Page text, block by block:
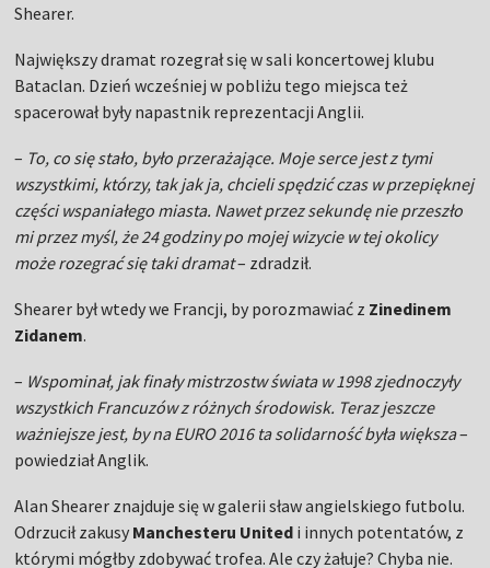
Shearer.
Największy dramat rozegrał się w sali koncertowej klubu
Bataclan. Dzień wcześniej w pobliżu tego miejsca też
spacerował były napastnik reprezentacji Anglii.
– To, co się stało, było przerażające. Moje serce jest z tymi
wszystkimi, którzy, tak jak ja, chcieli spędzić czas w przepięknej
części wspaniałego miasta. Nawet przez sekundę nie przeszło
mi przez myśl, że 24 godziny po mojej wizycie w tej okolicy
może rozegrać się taki dramat– zdradził.
Shearer był wtedy we Francji, by porozmawiać z Zinedinem
Zidanem.
– Wspominał, jak finały mistrzostw świata w 1998 zjednoczyły
wszystkich Francuzów z różnych środowisk. Teraz jeszcze
ważniejsze jest, by na EURO 2016 ta solidarność była większa–
powiedział Anglik.
Alan Shearer znajduje się w galerii sław angielskiego futbolu.
Odrzucił zakusy Manchesteru United i innych potentatów, z
którymi mógłby zdobywać trofea. Ale czy żałuje? Chyba nie.